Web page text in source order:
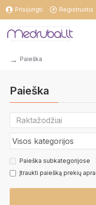
Prisijungti Registruotis
Paieška
Paieška
Paieška subkategorijose
Įtraukti paiešką prekių